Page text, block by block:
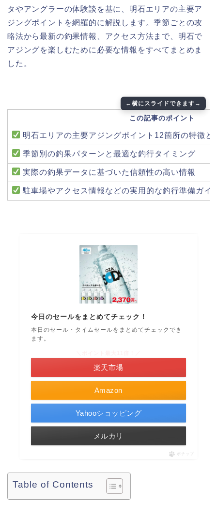
タやアングラーの体験談を基に、明石エリアの主要ア
ジングポイントを網羅的に解説します。季節ごとの攻
略法から最新の釣果情報、アクセス方法まで、明石で
アジングを楽しむために必要な情報をすべてまとめま
した。
この記事のポイント
明石エリアの主要アジングポイント12箇所の特徴と
季節別の釣果パターンと最適な釣行タイミング
実際の釣果データに基づいた信頼性の高い情報
駐車場やアクセス情報などの実用的な釣行準備ガイ
今日のセールをまとめてチェック！
本日のセール・タイムセールをまとめてチェックでき
ます。
Amazon
楽天市場
Yahooショッピング
メルカリ
ポチップ
Table of Contents